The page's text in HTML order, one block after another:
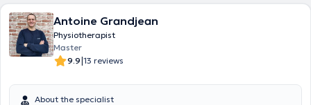
Antoine Grandjean
Physiotherapist
Master
9.9|13 reviews
About the specialist